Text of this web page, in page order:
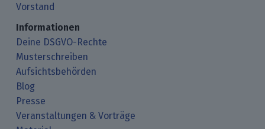
Vorstand
Informationen
Deine DSGVO-Rechte
Musterschreiben
Aufsichtsbehörden
Blog
Presse
Veranstaltungen & Vorträge